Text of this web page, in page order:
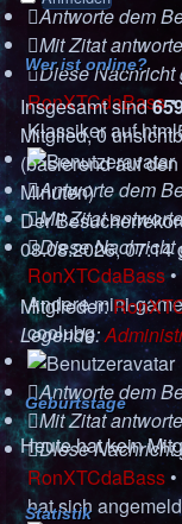
Antworte dem
Mit Zitat
Diese Nachricht
RonXTCdaBass•
Klassiker auf
Antworte dem
Mit Zitat
Diese Nachricht
RonXTCdaBass•
Andere mini-
coolubg
Antworte dem
Mit Zitat
Diese Nachricht
RonXTCdaBass •
hat sich
Wer ist online?
Insgesamt sind
Mitglied, 0
(basierend auf
Minuten)
Der
08.08.2026, 07:14
Mitglieder:
Legende:
Geburtstage
Heute hat kein
Statistik